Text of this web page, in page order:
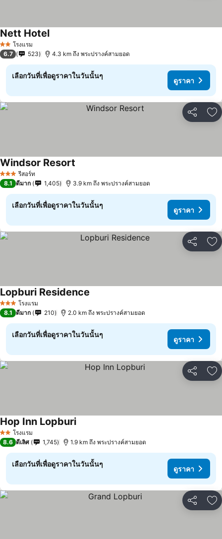
2 ดาวโรงแรม
Nett Hotel
6.7 523 4.3 km ถึง พระปรางค์สามยอด
เลือกวันที่เพื่อดูราคาในวันนั้นๆ
ดูราคา
แชร์ เ
3 ดาว รีสอร์ท
Windsor Resort
8.1 ดีมาก 1,405 3.9 km ถึง พระปรางค์สามยอด
เลือกวันที่เพื่อดูราคาในวันนั้นๆ
ดูราคา
แชร์ เ
3 ดาว โรงแรม
Lopburi Residence
8.1 ดีมาก 210 2.0 km ถึง พระปรางค์สามยอด
เลือกวันที่เพื่อดูราคาในวันนั้นๆ
ดูราคา
แชร์ เ
2 ดาวโรงแรม
Hop Inn Lopburi
8.6 ดีเลิศ 1,745 1.9 km ถึง พระปรางค์สามยอด
เลือกวันที่เพื่อดูราคาในวันนั้นๆ
ดูราคา
แชร์ เ